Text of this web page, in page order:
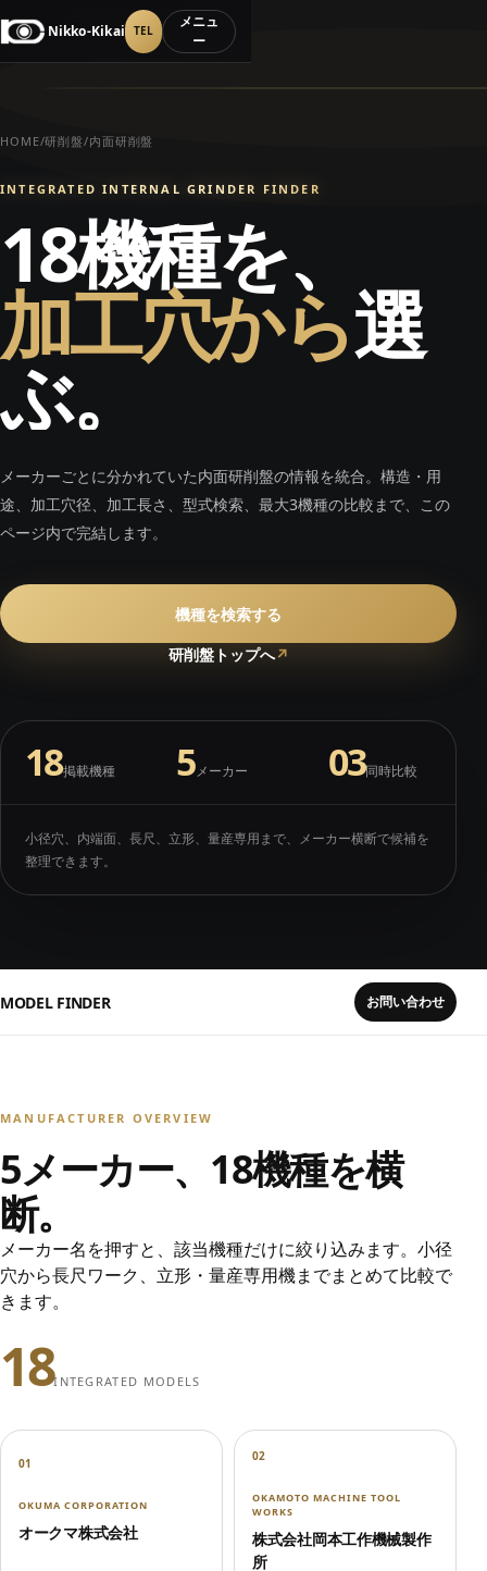
Nikko-Kikai
メニュ
ー
HOME/研削盤/内面研削盤
INTEGRATED INTERNAL GRINDER FINDER
18機種を、
加工穴から選
ぶ。
メーカーごとに分かれていた内面研削盤の情報を統合。構造・用
途、加工穴径、加工長さ、型式検索、最大3機種の比較まで、この
ページ内で完結します。
機種を検索する
研削盤トップへ↗
18掲載機種 5メーカー 03同時比較
小径穴、内端面、長尺、立形、量産専用まで、メーカー横断で候補を
整理できます。
MODEL FINDER お問い合わせ
MANUFACTURER OVERVIEW
5メーカー、18機種を横
断。
メーカー名を押すと、該当機種だけに絞り込みます。小径
穴から長尺ワーク、立形・量産専用機までまとめて比較で
きます。
18INTEGRATED MODELS
01
OKUMA CORPORATION
オークマ株式会社
02
OKAMOTO MACHINE TOOL
WORKS
株式会社岡本工作機械製作
所